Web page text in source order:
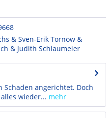
& Sven-Erik Tornow &
& Judith Schlaumeier
Schaden angerichtet. Doch
wieder... mehr